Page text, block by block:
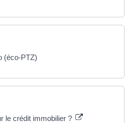
(éco-PTZ)
le crédit immobilier ?